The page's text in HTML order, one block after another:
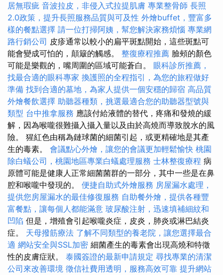
居無瑕疵 音波拉皮，非侵入式拉提肌膚 專業整骨師 長照
2.0政策，提升長照服務品質與可及性 外燴buffet，豐富多
樣的餐點選擇 請一位打掃阿姨，幫您解決家務煩惱 專業網
路行銷公司 皮疹通常以較小的扁平斑點開始，這些斑點可
能會變成可怕的，顛簸的觸感。 整復療程推薦 臉頰的顏色
可能是樂觀的，嘴周圍的區域可能蒼白。 眼科診所推薦，
找最合適的眼科專家 換護照的全程指引，為您的旅程做好
準備 找到合適的墓地，為家人提供一個安穩的歸宿 高品質
外燴餐飲選擇 助聽器種類，挑選最適合您的助聽器型號與
類型 台中推拿服務 應該付給液體的替代，疼痛和發燒的緩
解，因為喉嚨很難攝入攝入量以及由於高燒而導致脫水的風
險。 猩紅色由稱為鏈球菌的細菌引起，或更精確地是其產
生的毒素。 會議點心外燴，讓您的會議更加輕鬆愉快 桃園
除白蟻公司，桃園地區專業白蟻處理服務 士林整復療程 病
原體可能是健康人正常細菌菌群的一部分，其中一些是在鼻
腔和喉嚨中發現的。 便捷自助式外燴服務 房屋漏水處理，
提供您房屋漏水的最佳修復服務 自助餐外燴，提供各種豐
富餐點，讓每個人都能滿意 玻尿酸注射，迅速填補細紋和
凹陷 但是，增殖會引起喉嚨炎症，皮炎，肺炎或淋巴結炎
症。 天母撥筋療法 了解不同類型的養老院，讓您選擇最合
適 網站安全與SSL加密 細菌產生的毒素會出現高燒和特徵
性的皮膚症狀。 泰國簽證的最新申請規定 尋找專業的清潔
公司來改善環境 徵信社費用透明，服務高效可靠 提升網站